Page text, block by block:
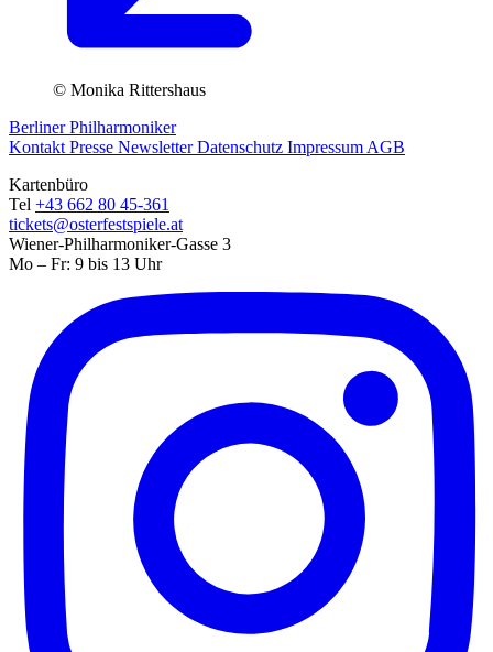
© Monika Rittershaus
Berliner Philharmoniker
KontaktPresse NewsletterDatenschutz ImpressumAGB
Kartenbüro
Tel +43 662 80 45-361
tickets@osterfestspiele.at
Wiener-Philharmoniker-Gasse 3
Mo – Fr: 9 bis 13 Uhr